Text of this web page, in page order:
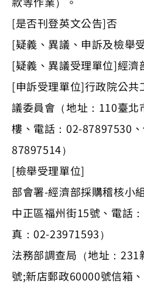
[是否刊登英文公告]否
[疑義、異議、申訴及檢舉
[疑義、異議受理單位]經濟
[申訴受理單位]行政院公共
議委員會（地址：110臺北
樓、電話：02-87897530
87897514）
[檢舉受理單位]
部會署-經濟部採購稽核小
中正區福州街15號、電話
真：02-23971593）
法務部調查局（地址：
號;新店郵政60000號信箱